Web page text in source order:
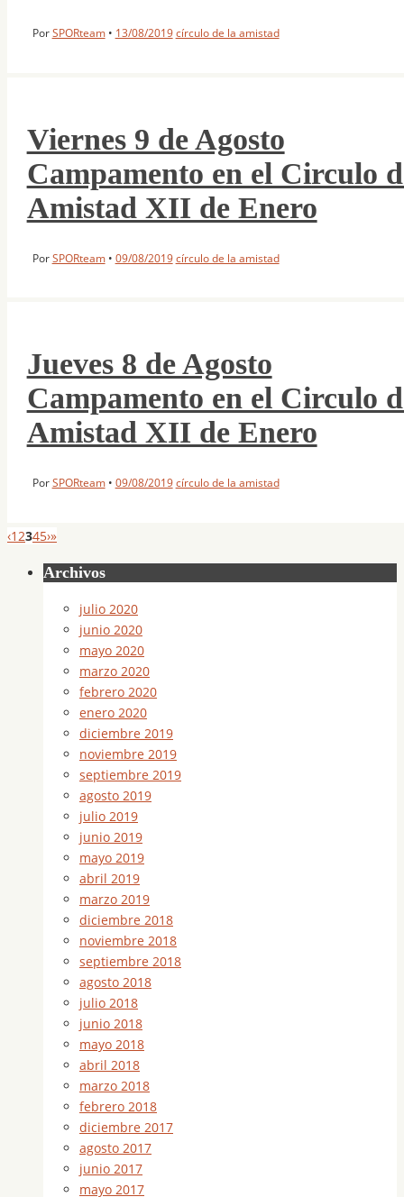
PorSPORteam • 13/08/2019 círculo de la amistad
Viernes 9 de Agosto
Campamento en el Circulo
Amistad XII de Enero
PorSPORteam • 09/08/2019 círculo de la amistad
Jueves 8 de Agosto
Campamento en el Circulo
Amistad XII de Enero
PorSPORteam • 09/08/2019 círculo de la amistad
‹12345›»
Archivos
julio 2020
junio 2020
mayo 2020
marzo 2020
febrero 2020
enero 2020
diciembre 2019
noviembre 2019
septiembre 2019
agosto 2019
julio 2019
junio 2019
mayo 2019
abril 2019
marzo 2019
diciembre 2018
noviembre 2018
septiembre 2018
agosto 2018
julio 2018
junio 2018
mayo 2018
abril 2018
marzo 2018
febrero 2018
diciembre 2017
agosto 2017
junio 2017
mayo 2017